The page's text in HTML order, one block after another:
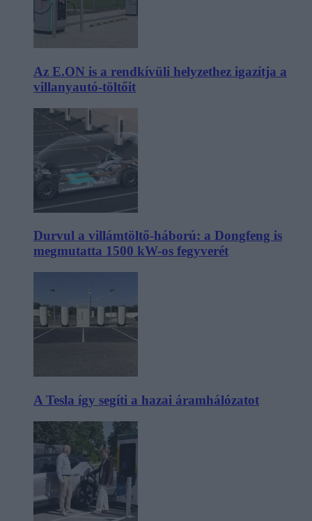
Az E.ON is a rendkívüli helyzethez igazítja a
villanyautó-töltőit
Durvul a villámtöltő-háború: a Dongfeng is
megmutatta 1500 kW-os fegyverét
A Tesla így segíti a hazai áramhálózatot